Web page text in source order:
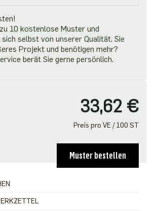
10 kostenlose Muster und
sich selbst von unserer Qualität. Sie
Projekt und benötigen mehr?
berät Sie gerne persönlich.
33,62 €
Preis pro VE / 100 ST
Muster bestellen